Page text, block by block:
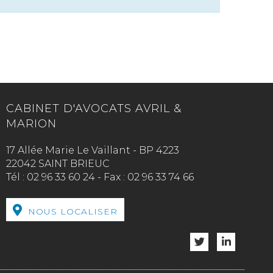
CABINET D'AVOCATS AVRIL &
MARION
17 Allée Marie Le Vaillant - BP 4223
22042 SAINT BRIEUC
Tél : 02 96 33 60 24 - Fax : 02 96 33 74 66
NOUS LOCALISER